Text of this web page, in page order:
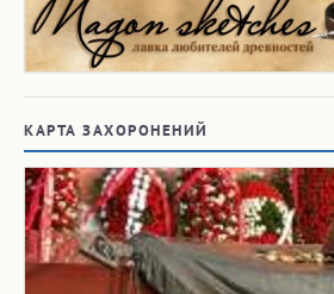
КАРТА ЗАХОРОНЕНИЙ